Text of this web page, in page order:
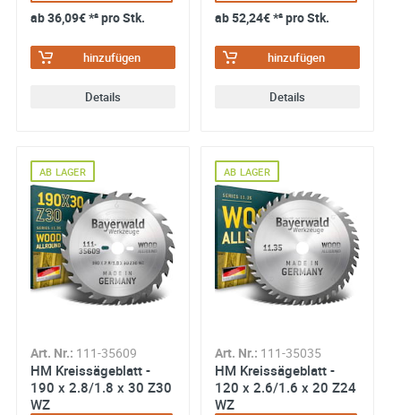
ab36,09€*² pro Stk.
hinzufügen
Details
ab52,24€*² pro Stk.
hinzufügen
Details
Art. Nr.: 111-35609
HM Kreissägeblatt -
190 x 2.8/1.8 x 30 Z30
WZ
AB LAGER
Art. Nr.: 111-35035
HM Kreissägeblatt -
120 x 2.6/1.6 x 20 Z24
WZ
AB LAGER